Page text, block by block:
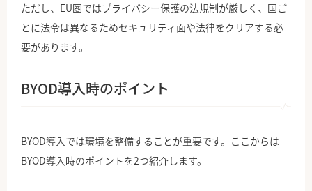
ただし、EU圏ではプライバシー保護の法規制が厳しく、国ご
とに法令は異なるためセキュリティ面や法律をクリアする必
要があります。
BYOD導入時のポイント
BYOD導入では環境を整備することが重要です。ここからは
BYOD導入時のポイントを2つ紹介します。